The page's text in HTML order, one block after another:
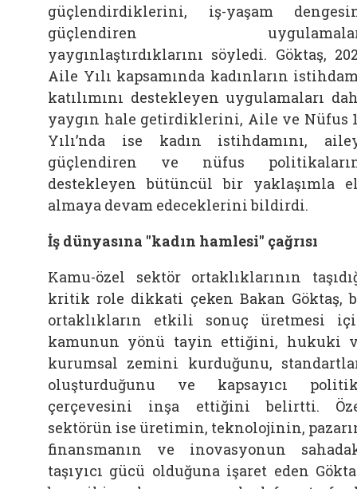
güçlendirdiklerini, iş-yaşam
güçlendiren
yaygınlaştırdıklarını söyledi. Göktaş,
Aile Yılı kapsamında kadınların
katılımını destekleyen uygulamaları
yaygın hale getirdiklerini, Aile ve Nüfus
Yılı’nda ise kadın istihdamını,
güçlendiren ve nüfus
destekleyen bütüncül bir yaklaşımla
almaya devam edeceklerini bildirdi.
İş dünyasına "kadın hamlesi" çağrısı
Kamu-özel sektör ortaklıklarının
kritik role dikkati çeken Bakan Göktaş,
ortaklıkların etkili sonuç üretmesi
kamunun yönü tayin ettiğini, hukuki
kurumsal zemini kurduğunu,
oluşturduğunu ve kapsayıcı
çerçevesini inşa ettiğini belirtti.
sektörün ise üretimin, teknolojinin,
finansmanın ve inovasyonun
taşıyıcı gücü olduğuna işaret eden